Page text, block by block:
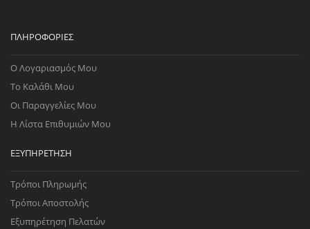
ΠΛΗΡΟΦΟΡΊΕΣ
Ο Λογαριασμός Μου
Το Καλάθι Μου
Οι Παραγγελίες Μου
Η Λίστα Επιθυμιών Μου
ΕΞΥΠΗΡΈΤΗΣΗ
Τρόποι Πληρωμής
Τρόποι Αποστολής
Εξυπηρέτηση Πελατών